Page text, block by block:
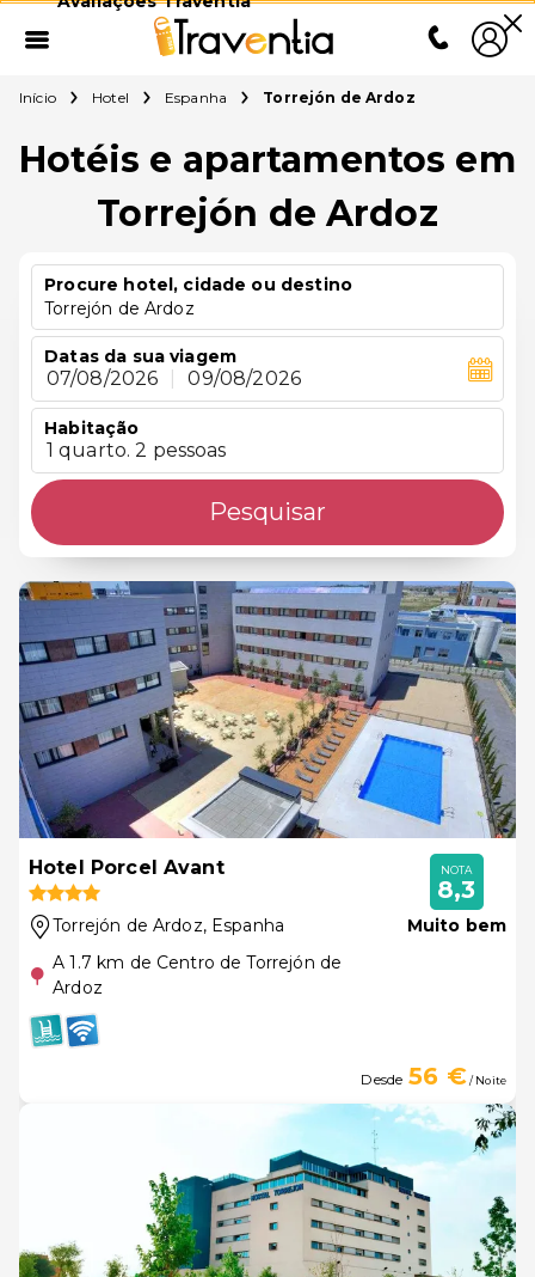
Início Hotel Espanha Torrejón de Ardoz
Hotéis e apartamentos em
Torrejón de Ardoz
Procure hotel, cidade ou destino
Torrejón de Ardoz
Datas da sua viagem
07/08/2026 09/08/2026
Habitação
1 quarto. 2 pessoas
Pesquisar
Hotel Porcel Avant
Torrejón de Ardoz, Espanha
A 1.7 km de Centro de Torrejón de
Ardoz
NOTA
8,3
Muito bem
Desde 56 €/ Noite